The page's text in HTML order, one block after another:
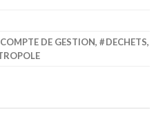
COMPTE DE GESTION, DECHETS,